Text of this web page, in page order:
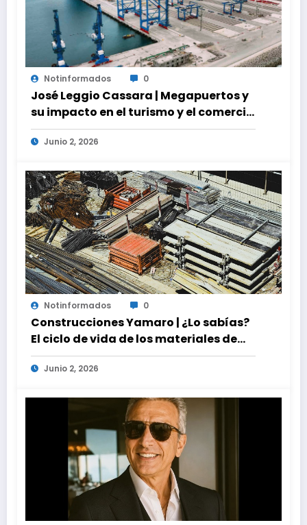
Notinformados 0
José Leggio Cassara | Megapuertos y
su impacto en el turismo y el comercio
global
Junio 2, 2026
Notinformados 0
Construcciones Yamaro | ¿Lo sabías?
El ciclo de vida de los materiales de
construcción revoluciona eficiencia
en proyectos modernos
Junio 2, 2026